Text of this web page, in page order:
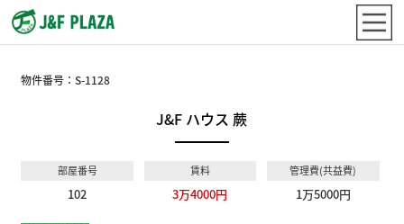
物件番号：S-1128
J&F ハウス 蕨
部屋番号
102
賃料
3万4000円
管理費(共益費)
1万5000円